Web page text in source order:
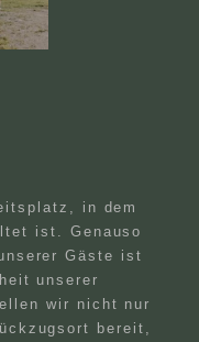
in dem
ist. Genauso
Gäste ist
unserer
wir nicht nur
bereit,